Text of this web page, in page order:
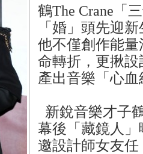
鶴The Crane「
「婚」頭先迎
他不僅創作能
命轉折，更揪
產出音樂「心
新銳音樂才子
幕後「藏鏡人
邀設計師女友